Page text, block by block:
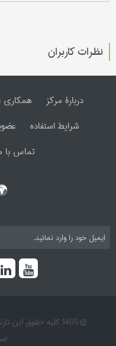
نظرات کاربران
دربارۀ مرکز همکاری
شرایط استفاده
تماس با
© 1405 کلیه حقوق